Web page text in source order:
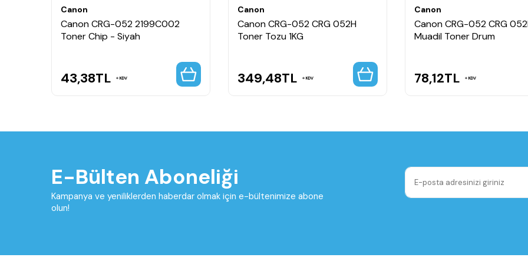
Canon
Canon CRG-052 2199C002
Toner Chip - Siyah
43,38TL KDV
Canon
Canon CRG-052 CRG 052H
Toner Tozu 1KG
349,48TL KDV
Canon
Canon CRG-052 CRG
Muadil Toner Drum
78,12TL KDV
E-Bülten Aboneliği
Kampanya ve yeniliklerden haberdar olmak için e-bültenimize abone
olun!